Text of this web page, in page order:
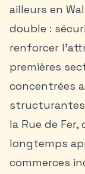
ailleurs en
double :
renforcer
premières
concentrées
la Rue de
longtemps
commerces